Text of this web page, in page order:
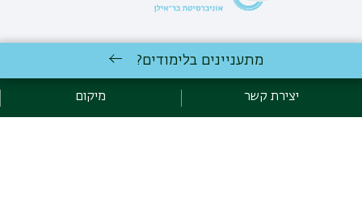
כל הזכויות שמורות לפקולטה למדעי היהדות , אוניברסיטת בר אילן, רמת
מתעניינים בלימודים?
יצירת קשר מיקום